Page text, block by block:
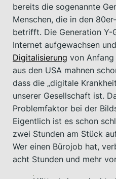
bereits die sogenannte
Menschen, die in den
betrifft. Die Generation Y-
Internet aufgewachsen
Digitalisierung von
aus den USA mahnen
dass die „digitale
unserer Gesellschaft ist.
Problemfaktor bei der
Eigentlich ist es schon
zwei Stunden am Stück
Wer einen Bürojob hat,
acht Stunden und mehr